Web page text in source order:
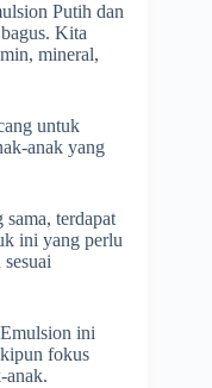
Putih dan
Kita
mineral,
untuk
anak yang
terdapat
ini yang perlu
ini
fokus
anak.